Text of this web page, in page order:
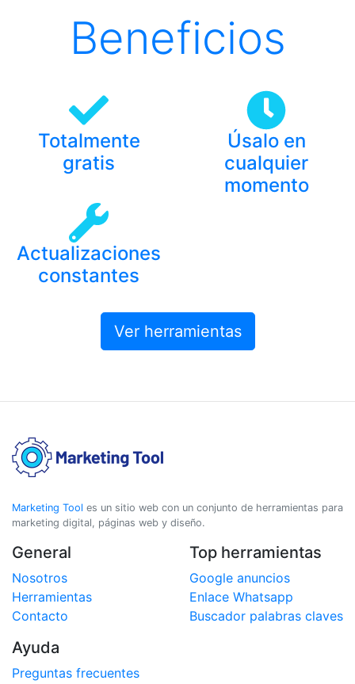
Beneficios
Totalmente
gratis
Úsalo en
cualquier
momento
Actualizaciones
constantes
Ver herramientas
Marketing Tool es un sitio web con un conjunto de herramientas para
marketing digital, páginas web y diseño.
General
Nosotros
Herramientas
Contacto
Top herramientas
Google anuncios
Enlace Whatsapp
Buscador palabras claves
Ayuda
Preguntas frecuentes